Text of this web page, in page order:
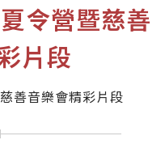
令營暨慈善
片段
善音樂會精彩片段